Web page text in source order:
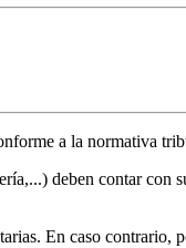
a la normativa
deben contar con
En caso contrario,